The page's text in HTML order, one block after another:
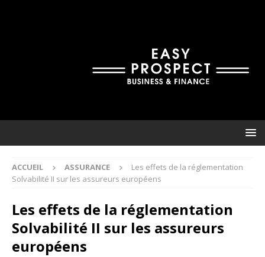
ACCUEIL ASSURANCE
Les effets de la réglementation
Solvabilité II sur les assureurs européens
Les effets de la réglementation
Solvabilité II sur les assureurs
européens